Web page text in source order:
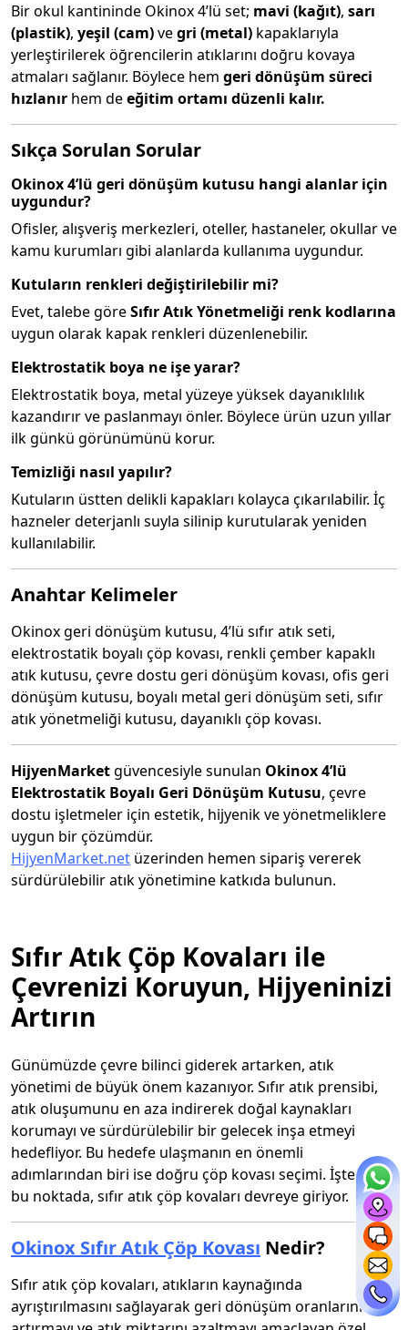
Bir okul kantininde Okinox 4’lü set; mavi (kağıt), sarı
(plastik), yeşil (cam)vegri (metal) kapaklarıyla
yerleştirilerek öğrencilerin atıklarını doğru kovaya
atmaları sağlanır. Böylece hem geri dönüşüm süreci
hızlanır hem deeğitim ortamı düzenli kalır.
Sıkça Sorulan Sorular
Okinox 4’lü geri dönüşüm kutusu hangi alanlar için
uygundur?
Ofisler, alışveriş merkezleri, oteller, hastaneler, okullar ve
kamu kurumları gibi alanlarda kullanıma uygundur.
Kutuların renkleri değiştirilebilir mi?
Evet, talebe göreSıfır Atık Yönetmeliği renk kodlarına
uygun olarak kapak renkleri düzenlenebilir.
Elektrostatik boya ne işe yarar?
Elektrostatik boya, metal yüzeye yüksek dayanıklılık
kazandırır ve paslanmayı önler. Böylece ürün uzun yıllar
ilk günkü görünümünü korur.
Temizliği nasıl yapılır?
Kutuların üstten delikli kapakları kolayca çıkarılabilir. İç
hazneler deterjanlı suyla silinip kurutularak yeniden
kullanılabilir.
Anahtar Kelimeler
Okinox geri dönüşüm kutusu, 4’lü sıfır atık seti,
elektrostatik boyalı çöp kovası, renkli çember kapaklı
atık kutusu, çevre dostu geri dönüşüm kovası, ofis geri
dönüşüm kutusu, boyalı metal geri dönüşüm seti, sıfır
atık yönetmeliği kutusu, dayanıklı çöp kovası.
HijyenMarketgüvencesiyle sunulan Okinox 4’lü
Elektrostatik Boyalı Geri Dönüşüm Kutusu, çevre
dostu işletmeler için estetik, hijyenik ve yönetmeliklere
uygun bir çözümdür.
HijyenMarket.net üzerinden hemen sipariş vererek
sürdürülebilir atık yönetimine katkıda bulunun.
Sıfır Atık Çöp Kovaları ile
Çevrenizi Koruyun, Hijyeninizi
Artırın
Günümüzde çevre bilinci giderek artarken, atık
yönetimi de büyük önem kazanıyor. Sıfır atık prensibi,
atık oluşumunu en aza indirerek doğal kaynakları
korumayı ve sürdürülebilir bir gelecek inşa etmeyi
hedefliyor. Bu hedefe ulaşmanın en önemli
adımlarından biri ise doğru çöp kovası seçimi. İşte tam
bu noktada, sıfır atık çöp kovaları devreye giriyor.
Okinox Sıfır Atık Çöp Kovası Nedir?
Sıfır atık çöp kovaları, atıkların kaynağında
ayrıştırılmasını sağlayarak geri dönüşüm oranlarını